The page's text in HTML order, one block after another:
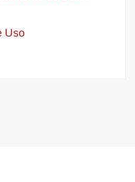
Uso